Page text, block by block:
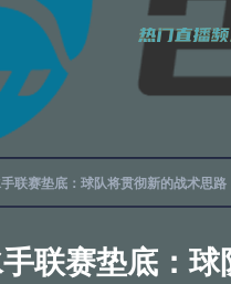
24直播网世
24直播网日
24直播网法
联赛垫底：球队将贯彻新的战术思
联赛垫底：球